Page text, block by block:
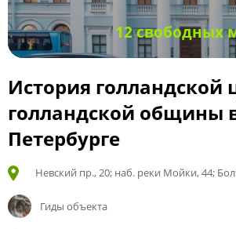
12 свободных
История голландской
голландской общины
Петербурге
Невский пр., 20; наб. реки Мойки, 44;
Гиды объекта